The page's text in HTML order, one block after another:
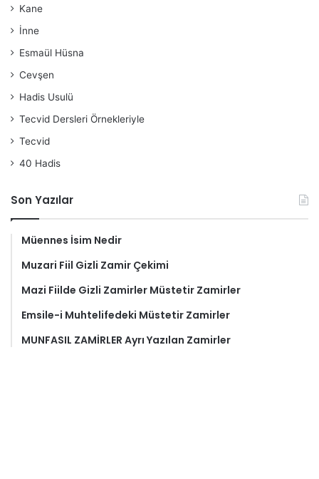
Kane
İnne
Esmaül Hüsna
Cevşen
Hadis Usulü
Tecvid Dersleri Örnekleriyle
Tecvid
40 Hadis
Son Yazılar
Müennes İsim Nedir
Muzari Fiil Gizli Zamir Çekimi
Mazi Fiilde Gizli Zamirler Müstetir Zamirler
Emsile-i Muhtelifedeki Müstetir Zamirler
MUNFASIL ZAMİRLER Ayrı Yazılan Zamirler